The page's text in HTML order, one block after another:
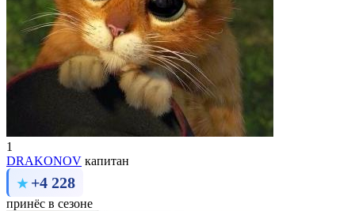
1
DRAKONOV капитан
+4 228
принёс в сезоне